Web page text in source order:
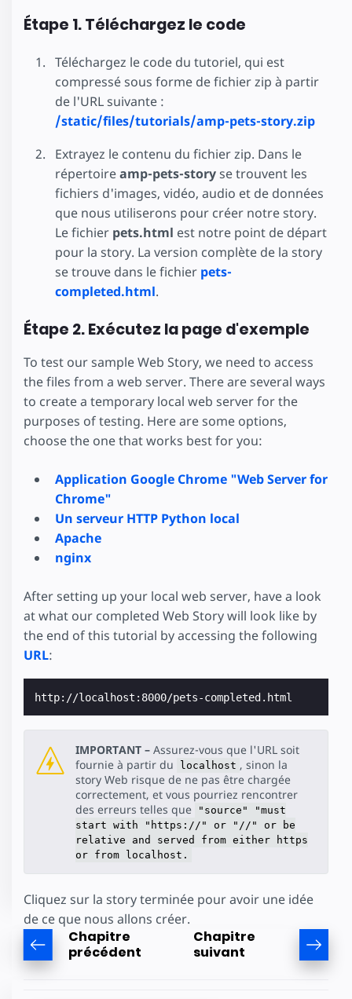
Étape 1. Téléchargez le code
Téléchargez le code du tutoriel, qui est
compressé sous forme de fichier zip à partir
de l'URL suivante :
/static/files/tutorials/amp-pets-story.zip
Extrayez le contenu du fichier zip. Dans le
répertoireamp-pets-storyse trouvent les
fichiers d'images, vidéo, audio et de données
que nous utiliserons pour créer notre story.
Le fichier pets.html est notre point de départ
pour la story. La version complète de la story
se trouve dans le fichier pets-
completed.html.
Étape 2. Exécutez la page d'exemple
To test our sample Web Story, we need to access
the files from a web server. There are several ways
to create a temporary local web server for the
purposes of testing. Here are some options,
choose the one that works best for you:
Application Google Chrome "Web Server for
Chrome"
Un serveur HTTP Python local
Apache
nginx
After setting up your local web server, have a look
at what our completed Web Story will look like by
the end of this tutorial by accessing the following
URL:
IMPORTANT – Assurez-vous que l'URL soit
fournie à partir du
localhost , sinon la
story Web risque de ne pas être chargée
correctement, et vous pourriez rencontrer
des erreurs telles que
"source" "must
start with "https://" or "//" or be
relative and served from either https
or from localhost.
Cliquez sur la story terminée pour avoir une idée
de ce que nous allons créer.
Chapitre
précédent
Chapitre
suivant